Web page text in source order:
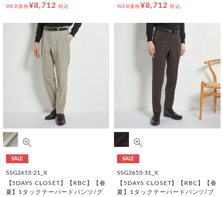
WEB価格¥8,712 税込 WEB価格¥8,712 税込
SALE
SSG2653-21_X
【5DAYS CLOSET】【RBC】【春
夏】1タックテーパードパンツ/グ
SALE
SSG2653-31_X
【5DAYS CLOSET】【RBC】【春
夏】1タックテーパードパンツ/ブ